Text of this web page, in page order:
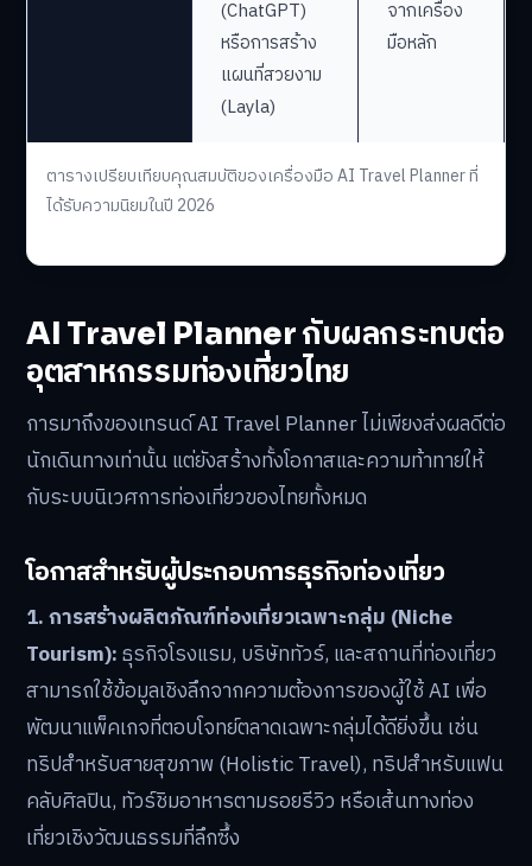
ตารางเปรียบเทียบคุณสมบัติของเครื่องมือ AI Travel Planner ที่
ได้รับความนิยมในปี 2026
(ChatGPT)
หรือการสร้าง
แผนที่สวยงาม
(Layla)
จากเครื่อง
มือหลัก
AI Travel Planner กับผลกระทบต่อ
อุตสาหกรรมท่องเที่ยวไทย
การมาถึงของเทรนด์ AI Travel Planner ไม่เพียงส่งผลดีต่อ
นักเดินทางเท่านั้น แต่ยังสร้างทั้งโอกาสและความท้าทายให้
กับระบบนิเวศการท่องเที่ยวของไทยทั้งหมด
โอกาสสำหรับผู้ประกอบการธุรกิจท่องเที่ยว
1. การสร้างผลิตภัณฑ์ท่องเที่ยวเฉพาะกลุ่ม (Niche
Tourism):ธุรกิจโรงแรม, บริษัททัวร์, และสถานที่ท่องเที่ยว
สามารถใช้ข้อมูลเชิงลึกจากความต้องการของผู้ใช้ AI เพื่อ
พัฒนาแพ็คเกจที่ตอบโจทย์ตลาดเฉพาะกลุ่มได้ดียิ่งขึ้น เช่น
ทริปสำหรับสายสุขภาพ (Holistic Travel), ทริปสำหรับแฟน
คลับศิลปิน, ทัวร์ชิมอาหารตามรอยรีวิว หรือเส้นทางท่อง
เที่ยวเชิงวัฒนธรรมที่ลึกซึ้ง